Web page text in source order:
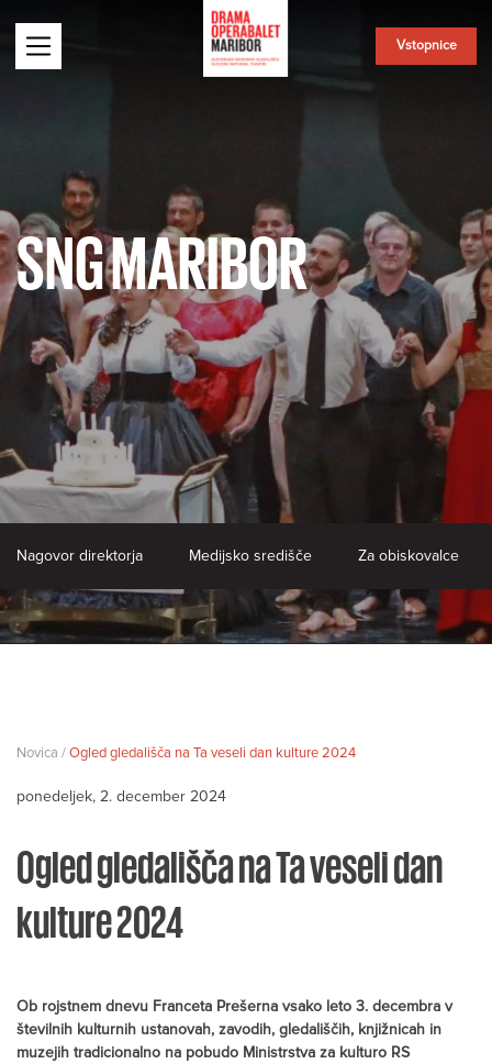
Vstopnice
SNG MARIBOR
Nagovor direktorja Medijsko središče Za obiskovalce
Novica /Ogled gledališča na Ta veseli dan kulture 2024
ponedeljek, 2. december 2024
Ogled gledališča na Ta veseli dan
kulture 2024
Ob rojstnem dnevu Franceta Prešerna vsako leto 3. decembra v
številnih kulturnih ustanovah, zavodih, gledališčih, knjižnicah in
muzejih tradicionalno na pobudo Ministrstva za kulturo RS